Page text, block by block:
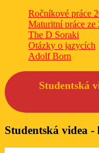
Ročníkové práce
Maturitní práce ze
The D Soraki
Otázky o jazycích
Adolf Born
Studentská
Studentská videa